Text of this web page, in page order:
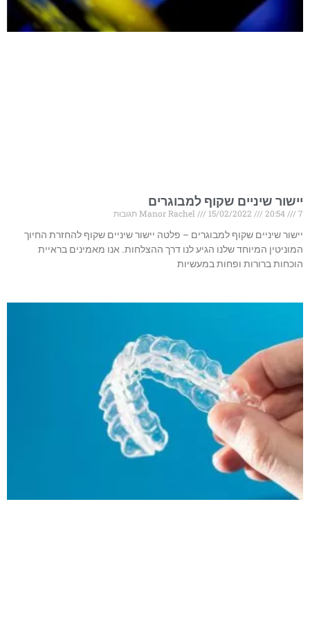
יישור שיניים שקוף למבוגרים
Manor Rachel 15/02/2022 20:54
7 תגובות
יישור שיניים שקוף למבוגרים – פלטה יישור שיניים שקוף להחזרת החיוך
המוניטין המיוחד שלנו הגיע לנו דרך ההצלחות. אנו מאמינים בראיית
הוכחות ברורות ופחות במעשיות